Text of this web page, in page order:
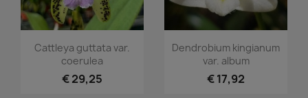
Snel bekijken
Cattleya guttata var.
coerulea
€ 29,25
Snel bekijken
Dendrobium kingianum
var. album
€ 17,92